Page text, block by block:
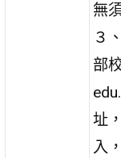
無
３
部
址
入